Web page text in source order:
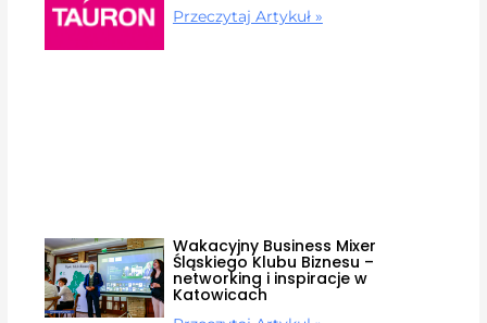
Przeczytaj Artykuł »
Wakacyjny Business Mixer
Śląskiego Klubu Biznesu –
networking i inspiracje w
Katowicach